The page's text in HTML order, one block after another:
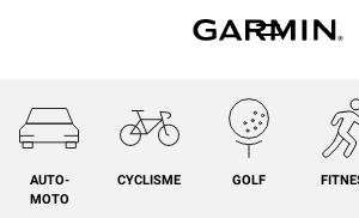
AUTO-
MOTO
CYCLISME GOLF